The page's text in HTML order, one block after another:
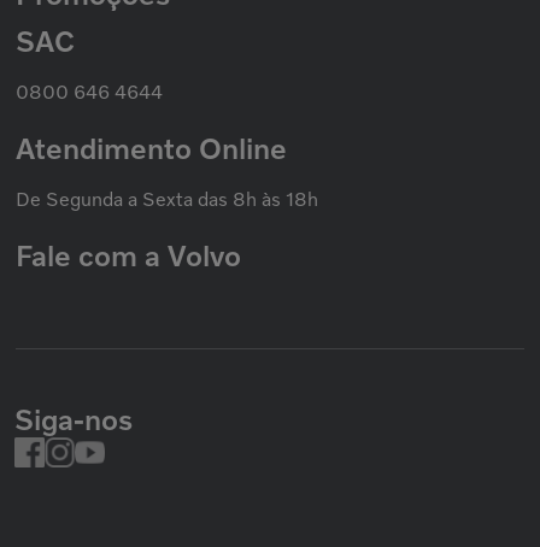
Política de Privacidade
Cookies
Política de Garantias
Volvo Caminhões
Volvo Ônibus
Grupo Volvo
Promoção Nacional
SAC
0800 646 4644
Atendimento Online
De Segunda a Sexta das 8h às 18h
Fale com a Volvo
Siga-nos